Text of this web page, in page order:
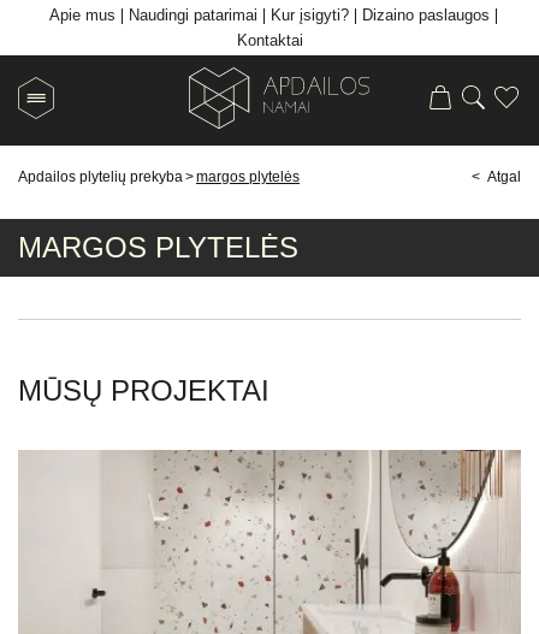
Apie mus Naudingi patarimai Kur įsigyti?
Dizaino paslaugos
Kontaktai
Apdailos plytelių prekyba >margos plytelės < Atgal
MARGOS PLYTELĖS
MŪSŲ PROJEKTAI